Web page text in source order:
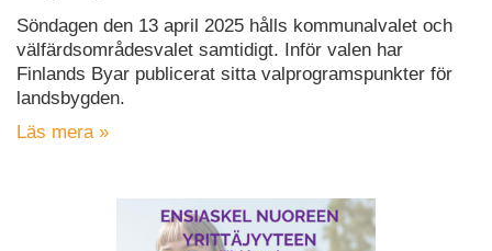
Söndagen den 13 april 2025 hålls kommunalvalet och
välfärdsområdesvalet samtidigt. Inför valen har
Finlands Byar publicerat sitta valprogramspunkter för
landsbygden.
Läs mera »